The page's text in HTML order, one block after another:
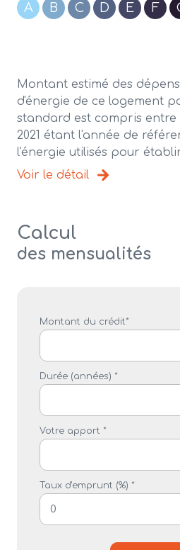
A B C D E F
Montant estimé des
d'énergie de ce logement
standard est compris entre
2021 étant l'année de
l'énergie utilisés pour
Voir le détail
Calcul
des mensualités
Montant du crédit*
Durée (années) *
Votre apport *
Taux d'emprunt (%) *